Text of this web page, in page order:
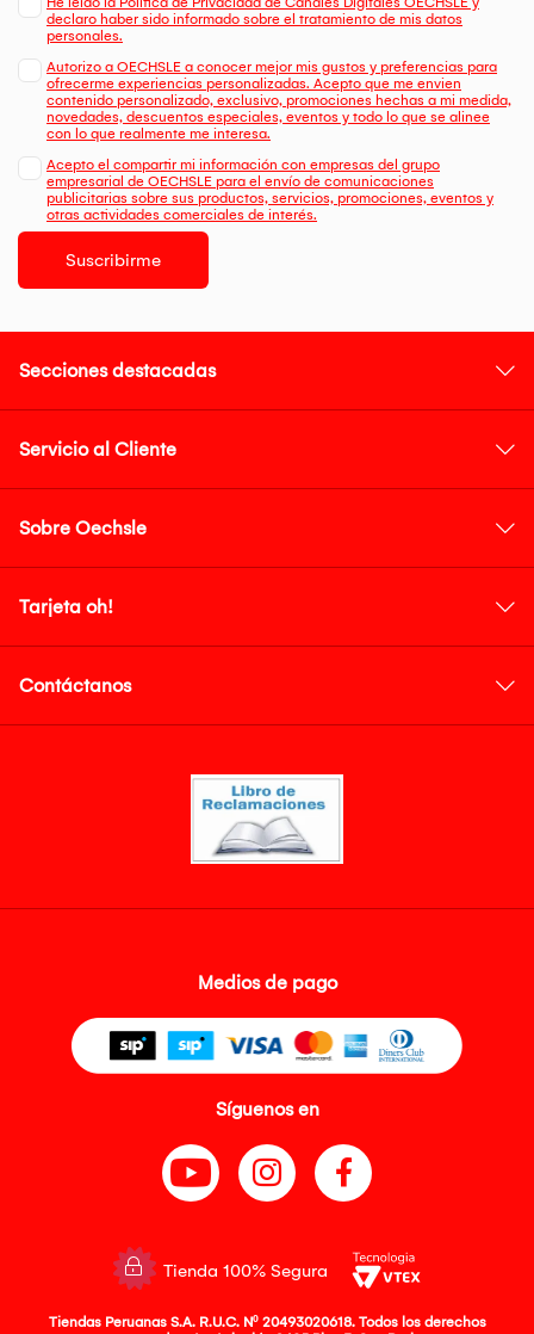
declaro haber sido informado sobre el tratamiento de mis datos
personales.
Autorizo a OECHSLE a conocer mejor mis gustos y preferencias para
ofrecerme experiencias personalizadas. Acepto que me envien
contenido personalizado, exclusivo, promociones hechas a mi medida,
novedades, descuentos especiales, eventos y todo lo que se alinee
con lo que realmente me interesa.
Acepto el compartir mi información con empresas del grupo
empresarial de OECHSLE para el envío de comunicaciones
publicitarias sobre sus productos, servicios, promociones, eventos y
otras actividades comerciales de interés.
Suscribirme
Secciones destacadas
Servicio al Cliente
Sobre Oechsle
Tarjeta oh!
Contáctanos
Medios de pago
Síguenos en
Tienda 100% Segura
Tiendas Peruanas S.A. R.U.C. Nº 20493020618. Todos los derechos